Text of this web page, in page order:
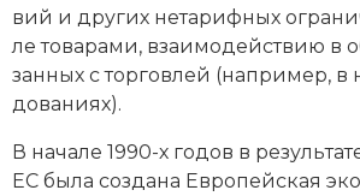
вий и других не­та­риф­ных
ле то­ва­ра­ми, взаи­мо­дей­ст­вию в
зан­ных с тор­гов­лей (например, в
до­ва­ни­ях).
В начале 1990-х годов в
ЕС бы­ла соз­да­на Ев­ропейская